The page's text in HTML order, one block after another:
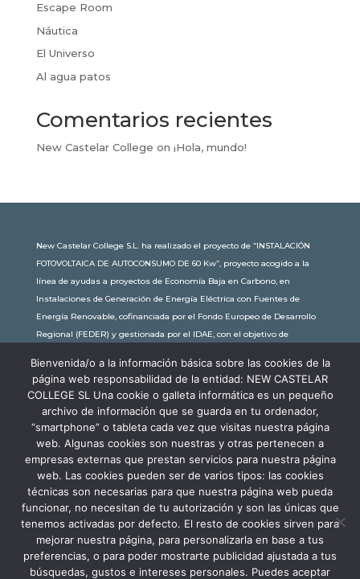
Escape Room
Náutica
El Universo
Al agua patos
Comentarios recientes
New Castelar College on ¡Hola, mundo!
New Castelar College S.L. ha realizado el proyecto de “INSTALACIÓN
FOTOVOLTAICA DE AUTOCONSUMO DE 60 Kw”, proyecto acogido a la
línea de ayudas a proyectos de Economía Baja en Carbono, en
Instalaciones de Generación de Energía Eléctrica con Fuentes de
Energía Renovable, cofinanciada por el Fondo Europeo de Desarrollo
Regional (FEDER) y gestionada por el IDAE, con el objetivo de
subvención de 30.245,63€. Con una potencia instalada de 60kW, la
comunidad educativa de New Castelar ahorra al planeta 34,79
toneladas de CO2 al año, lo que equivale a recorrer 116.677 km en coche
o plantar 116 árboles al año.
Bienvenida/o a la información básica sobre las cookies de la
página web responsabilidad de la entidad: NEW CASTELAR
COLLEGE SL Una cookie o galleta informática es un pequeño
archivo de información que se guarda en tu ordenador,
“smartphone” o tableta cada vez que visitas nuestra página
web. Algunas cookies son nuestras y otras pertenecen a
empresas externas que prestan servicios para nuestra página
web. Las cookies pueden ser de varios tipos: las cookies
técnicas son necesarias para que nuestra página web pueda
funcionar, no necesitan de tu autorización y son las únicas que
tenemos activadas por defecto. El resto de cookies sirven para
mejorar nuestra página, para personalizarla en base a tus
preferencias, o para poder mostrarte publicidad ajustada a tus
búsquedas, gustos e intereses personales. Puedes aceptar